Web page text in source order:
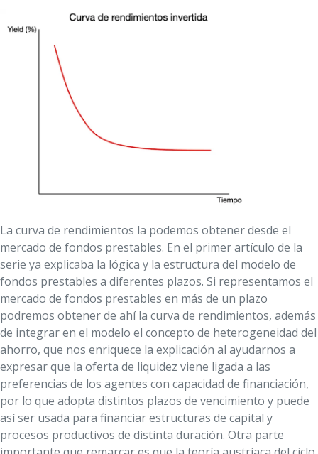
La curva de rendimientos la podemos obtener desde el
mercado de fondos prestables. En el primer artículo de la
serie ya explicaba la lógica y la estructura del modelo de
fondos prestables a diferentes plazos. Si representamos el
mercado de fondos prestables en más de un plazo
podremos obtener de ahí la curva de rendimientos, además
de integrar en el modelo el concepto de heterogeneidad del
ahorro, que nos enriquece la explicación al ayudarnos a
expresar que la oferta de liquidez viene ligada a las
preferencias de los agentes con capacidad de financiación,
por lo que adopta distintos plazos de vencimiento y puede
así ser usada para financiar estructuras de capital y
procesos productivos de distinta duración. Otra parte